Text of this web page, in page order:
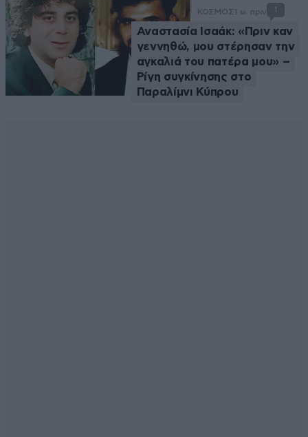
ΚΟΣΜΟΣ 1 ω. πριν 1
Αναστασία Ισαάκ: «Πριν καν
γεννηθώ, μου στέρησαν την
αγκαλιά του πατέρα μου» –
Ρίγη συγκίνησης στο
Παραλίμνι Κύπρου